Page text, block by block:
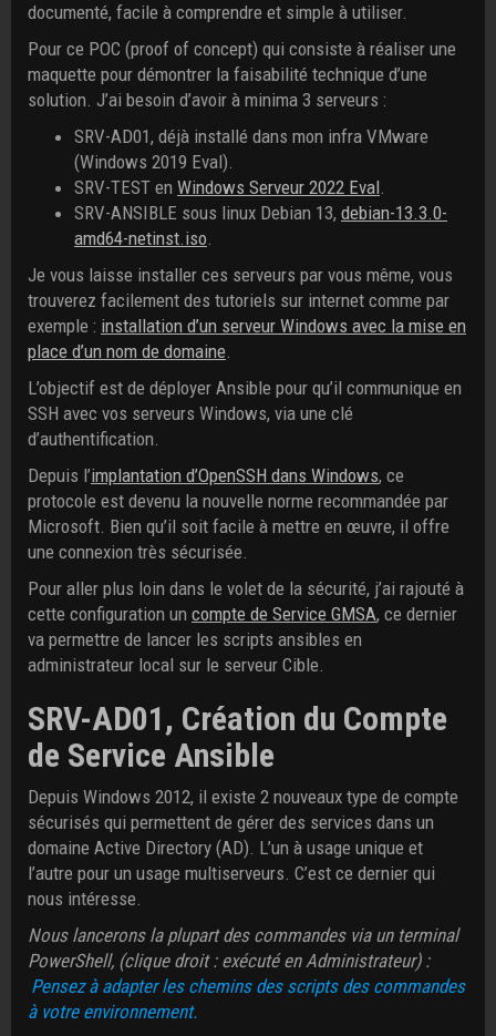
documenté, facile à comprendre et simple à utiliser.
Pour ce POC (proof of concept) qui consiste à réaliser une
maquette pour démontrer la faisabilité technique d’une
solution. J’ai besoin d’avoir à minima 3 serveurs :
SRV-AD01, déjà installé dans mon infra VMware
(Windows 2019 Eval).
SRV-TEST en Windows Serveur 2022 Eval.
SRV-ANSIBLE sous linux Debian 13, debian-13.3.0-
amd64-netinst.iso.
Je vous laisse installer ces serveurs par vous même, vous
trouverez facilement des tutoriels sur internet comme par
exemple : installation d’un serveur Windows avec la mise en
place d’un nom de domaine.
L’objectif est de déployer Ansible pour qu’il communique en
SSH avec vos serveurs Windows, via une clé
d’authentification.
Depuis l’implantation d’OpenSSH dans Windows, ce
protocole est devenu la nouvelle norme recommandée par
Microsoft. Bien qu’il soit facile à mettre en œuvre, il offre
une connexion très sécurisée.
Pour aller plus loin dans le volet de la sécurité, j’ai rajouté à
cette configuration un compte de Service GMSA, ce dernier
va permettre de lancer les scripts ansibles en
administrateur local sur le serveur Cible.
SRV-AD01, Création du Compte
de Service Ansible
Depuis Windows 2012, il existe 2 nouveaux type de compte
sécurisés qui permettent de gérer des services dans un
domaine Active Directory (AD). L’un à usage unique et
l’autre pour un usage multiserveurs. C’est ce dernier qui
nous intéresse.
Nous lancerons la plupart des commandes via un terminal
PowerShell, (clique droit : exécuté en Administrateur) :
Pensez à adapter les chemins des scripts des commandes
à votre environnement.